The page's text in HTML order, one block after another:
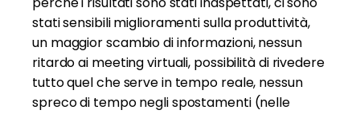
stati sensibili miglioramenti sulla produttività,
un maggior scambio di informazioni, nessun
ritardo ai meeting virtuali, possibilità di rivedere
tutto quel che serve in tempo reale, nessun
spreco di tempo negli spostamenti (nelle